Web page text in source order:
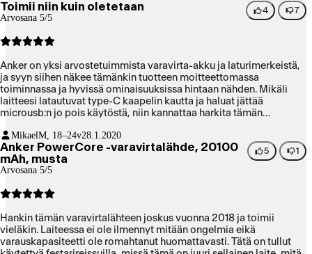
Toimii niin kuin oletetaan
Arvosana 5/5
4 7
Anker on yksi arvostetuimmista varavirta-akku ja laturimerkeistä,
ja syyn siihen näkee tämänkin tuotteen moitteettomassa
toiminnassa ja hyvissä ominaisuuksissa hintaan nähden. Mikäli
laitteesi latautuvat type-C kaapelin kautta ja haluat jättää
microusb:n jo pois käytöstä, niin kannattaa harkita tämän
MikaelM, 18–24v28.1.2020
Anker PowerCore -varavirtalähde, 20100
mAh, musta
Arvosana 5/5
5 1
Hankin tämän varavirtalähteen joskus vuonna 2018 ja toimii
vieläkin. Laiteessa ei ole ilmennyt mitään ongelmia eikä
varauskapasiteetti ole romahtanut huomattavasti. Tätä on tullut